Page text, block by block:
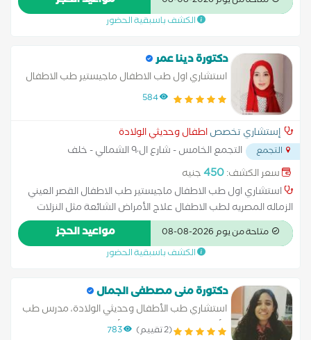
الكشف باسبقية الحضور
دكتورة دينا عمر
استشاري اول طب الاطفال ماجيستير طب الاطفال
القصر العيني الزماله المصريه لطب الاطفال
584
إستشاري تخصصاطفال وحديثي الولادة
التجمع
التجمع الخامس - شارع ال٩٠ الشمالي - خلف
المستشفي الجوي...سعر الكشف:450جنيه
استشاري اول طب الاطفال ماجيستير طب الاطفال القصر العيني
الزماله المصريه لطب الاطفال علاج الأمراض الشائعة مثل النزلات
المعوية، التهابات الجهاز التنفسي، الحمى. التعامل مع الأمراض
المزمنة مثل الربو، السكري عند الأطفال. تشخيص الأمراض الوراثية أو
متاحة من يوم 2026-08-08 مواعيد الحجز
الكشف باسبقية الحضور
دكتورة منى مصطفى الجمال
استشاري طب الأطفال وحديثي الولادة، مدرس طب
الأطفال والرعاية المركزة للأطفال - جامعة عين
(2 تقييم) 783